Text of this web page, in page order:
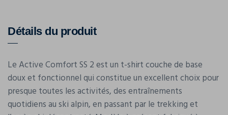
Détails du produit
Le Active Comfort SS 2 est un t-shirt couche de base
doux et fonctionnel qui constitue un excellent choix pour
presque toutes les activités, des entraînements
quotidiens au ski alpin, en passant par le trekking et